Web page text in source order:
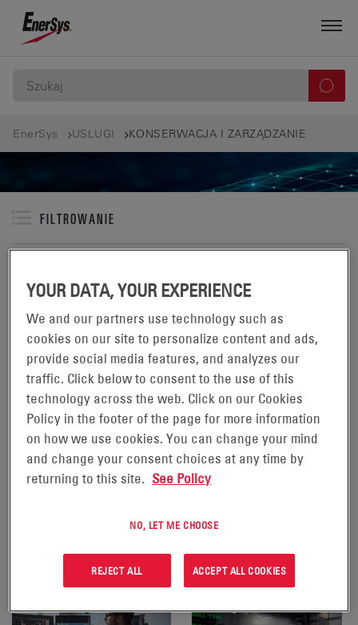
EnerSys USŁUGI KONSERWACJA I ZARZĄDZANIE
FILTROWANIE
KONSERWACJA I ZARZĄDZANIE
WYŚWIETLONO 1-4 PRODUKTÓW Z 4 W:
AKCESORIA DO AKUMULATORÓW
I PROSTOWNIKÓW PROSERIES
KONSERWACJA AKUMULATORÓW
I PROSTOWNIKÓW
ZOBACZ PRODUKT
YOUR DATA, YOUR EXPERIENCE
We and our partners use technology such as
cookies on our site to personalize content and ads,
provide social media features, and analyzes our
traffic. Click below to consent to the use of this
technology across the web. Click on our Cookies
Policy in the footer of the page for more information
on how we use cookies. You can change your mind
and change your consent choices at any time by
returning to this site. See Policy
NO, LET ME CHOOSE
REJECT ALL ACCEPT ALL COOKIES